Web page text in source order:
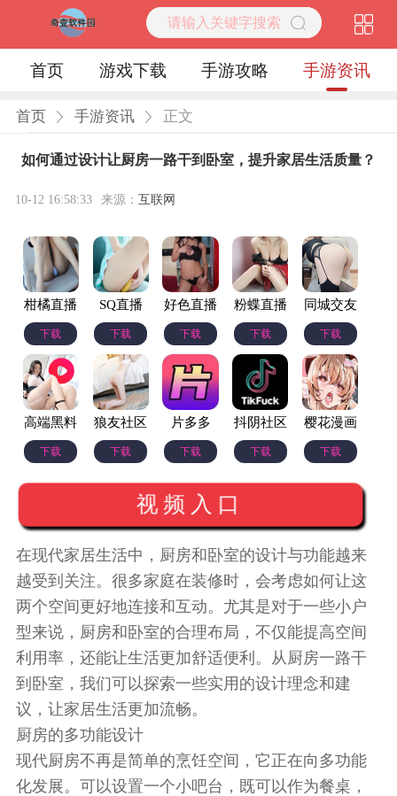
首页 游戏下载 手游攻略 手游资讯
首页 手游资讯 正文
如何通过设计让厨房一路干到卧室，提升家居生活质量？
10-12 16:58:33 来源： 互联网
柑橘直播
下载
SQ直播
下载
好色直播
下载
粉蝶直播
下载
同城交友
下载
高端黑料
下载
狼友社区
下载
片多多
下载
抖阴社区
下载
樱花漫画
下载
视频入口
在现代家居生活中，厨房和卧室的设计与功能越来
越受到关注。很多家庭在装修时，会考虑如何让这
两个空间更好地连接和互动。尤其是对于一些小户
型来说，厨房和卧室的合理布局，不仅能提高空间
利用率，还能让生活更加舒适便利。从厨房一路干
到卧室，我们可以探索一些实用的设计理念和建
议，让家居生活更加流畅。
厨房的多功能设计
现代厨房不再是简单的烹饪空间，它正在向多功能
化发展。可以设置一个小吧台，既可以作为餐桌，